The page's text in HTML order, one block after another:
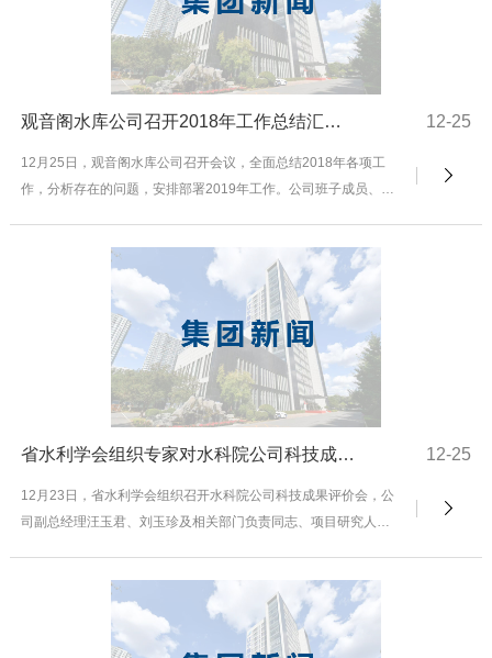
观音阁水库公司召开2018年工作总结汇报会 12-25
12月25日，观音阁水库公司召开会议，全面总结2018年各项工
作，分析存在的问题，安排部署2019年工作。公司班子成员、中
省水利学会组织专家对水科院公司科技成果进行评价 12-25
12月23日，省水利学会组织召开水科院公司科技成果评价会，公
司副总经理汪玉君、刘玉珍及相关部门负责同志、项目研究人员